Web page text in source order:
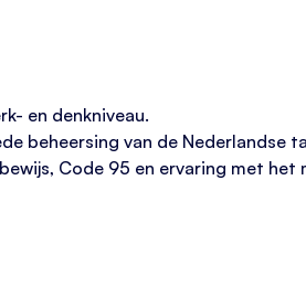
en denkniveau.
beheersing van de Nederlandse
Code 95 en ervaring met het